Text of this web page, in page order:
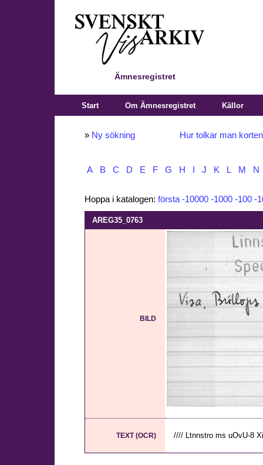
Ämnesregistret
Start Om Ämnesregistret Källor
» Ny sökning Hur tolkar man
A B C D E F G H J K L M N
Hoppa i katalogen: första -10000 -1000 -100 -
AREG35_0763
BILD
TEXT (OCR) //// Ltnnstro ms uOvU-8